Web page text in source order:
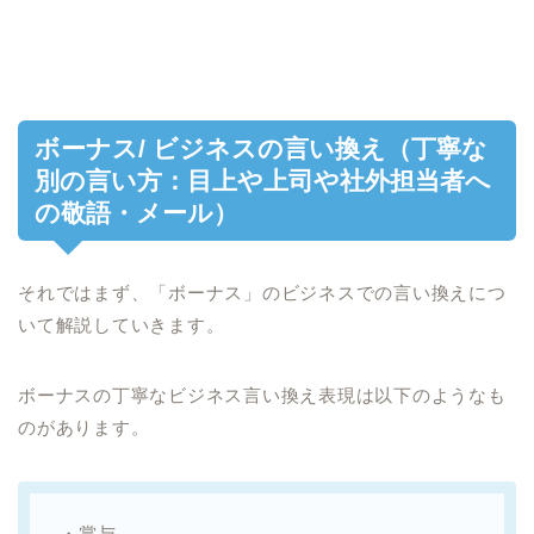
ボーナス/ ビジネスの言い換え（丁寧な
別の言い方：目上や上司や社外担当者へ
の敬語・メール）
それではまず、「ボーナス」のビジネスでの言い換えにつ
いて解説していきます。
ボーナスの丁寧なビジネス言い換え表現は以下のようなも
のがあります。